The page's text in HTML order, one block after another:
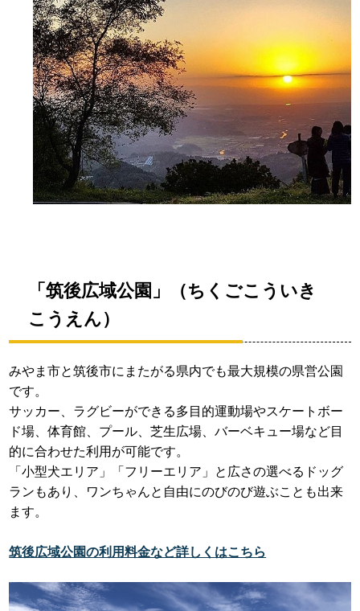
「筑後広域公園」（ちくごこういき
こうえん）
みやま市と筑後市にまたがる県内でも最大規模の県営公園
です。
サッカー、ラグビーができる多目的運動場やスケートボー
ド場、体育館、プール、芝生広場、バーベキュー場など目
的に合わせた利用が可能です。
「小型犬エリア」「フリーエリア」と広さの選べるドッグ
ランもあり、ワンちゃんと自由にのびのび遊ぶことも出来
ます。
筑後広域公園の利用料金など詳しくはこちら